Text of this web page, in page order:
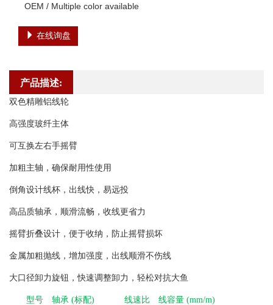
OEM / Multiple color available
在线询盘
产品描述:
双色精雕铝线轮
高强度玻纤主体
可互换左右手摇臂
加粗主轴，确保耐用性使用
倒角设计线杯，出线快，易远投
高品质轴承，顺滑流畅，收线更省力
摇臂折叠设计，便于收纳，防止摇臂损坏
金属加粗抛线，增加强度，出线顺滑不伤线
大口径卸力旋钮，快速调整卸力，轻松对抗大鱼
型号 轴承 (标配) 线速比 线容量 (mm/m)